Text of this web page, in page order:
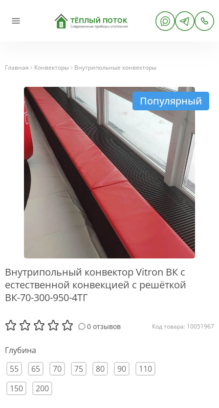
Главная Конвекторы Внутрипольные конвекторы
Популярный
Внутрипольный конвектор Vitron ВК с
естественной конвекцией с решёткой
ВК-70-300-950-4ТГ
0 отзывов Код товара: 10051967
Глубина
55
65 70 75 80 90
110
150
200